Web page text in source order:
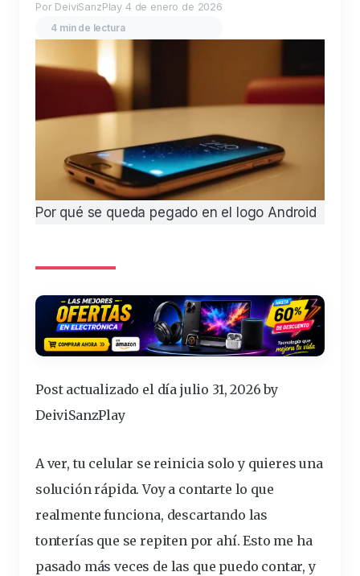
Por DeiviSanzPlay 4 de enero de 2026
4 min de lectura
Por qué se queda pegado en el logo Android
Post actualizado el día julio 31, 2026 by
DeiviSanzPlay
A ver, tu celular sereinicia solo y quieres una
solución rápida. Voy a contarte lo que
realmente funciona, descartando las
tonterías que se repiten por ahí. Esto me ha
pasado más veces de las que puedo contar, y